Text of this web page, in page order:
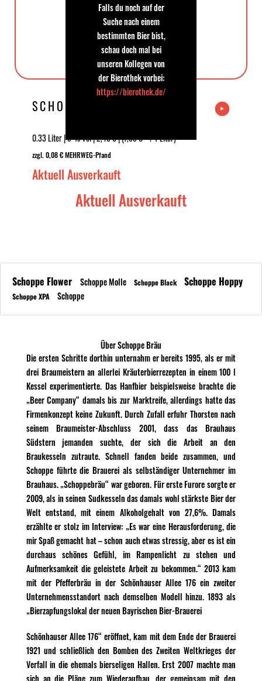
SCHOPPE MOLLE
0.33 Liter | 5 % Vol | 2,49 € | (7,55 € * / 1 Liter)
zzgl. 0,08 € MEHRWEG-Pfand
Aktuell Ausverkauft
Aktuell Ausverkauft
Schoppe Flower Schoppe Molle Schoppe Black Schoppe Hoppy
Schoppe XPA Schoppe
Über Schoppe Bräu
Die ersten Schritte dorthin unternahm er bereits 1995, als er mit
drei Braumeistern an allerlei Kräuterbierrezepten in einem 100 l
Kessel experimentierte. Das Hanfbier beispielsweise brachte die
„Beer Company“ damals bis zur Marktreife, allerdings hatte das
Firmenkonzept keine Zukunft. Durch Zufall erfuhr Thorsten nach
seinem Braumeister-Abschluss 2001, dass das Brauhaus
Südstern jemanden suchte, der sich die Arbeit an den
Braukesseln zutraute. Schnell fanden beide zusammen, und
Schoppe führte die Brauerei als selbständiger Unternehmer im
Brauhaus. „Schoppebräu“ war geboren. Für erste Furore sorgte er
2009, als in seinen Sudkesseln das damals wohl stärkste Bier der
Welt entstand, mit einem Alkoholgehalt von 27,6%. Damals
erzählte er stolz im Interview: „Es war eine Herausforderung, die
mir Spaß gemacht hat – schon auch etwas stressig, aber es ist ein
durchaus schönes Gefühl, im Rampenlicht zu stehen und
Aufmerksamkeit die geleistete Arbeit zu bekommen.“ 2013 kam
mit der Pfefferbräu in der Schönhauser Allee 176 ein zweiter
Unternehmensstandort nach demselben Modell hinzu. 1893 als
„Bierzapfungslokal der neuen Bayrischen Bier-Brauerei
Schönhauser Allee 176“ eröffnet, kam mit dem Ende der Brauerei
1921 und schließlich den Bomben des Zweiten Weltkrieges der
Verfall in die ehemals bierseligen Hallen. Erst 2007 machte man
sich an die Pläne zum Wiederaufbau, der gemeinsam mit den
Falls du noch auf der
Suche nach einem
bestimmten Bier bist,
schau doch mal bei
unseren Kollegen von
der Bierothek vorbei:
https://bierothek.de/